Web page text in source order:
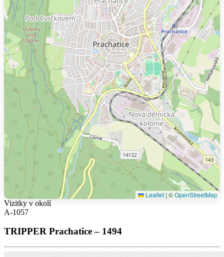
Leaflet | ©OpenStreetMap
Vizitky v okolí
A-1057
TRIPPER Prachatice – 1494